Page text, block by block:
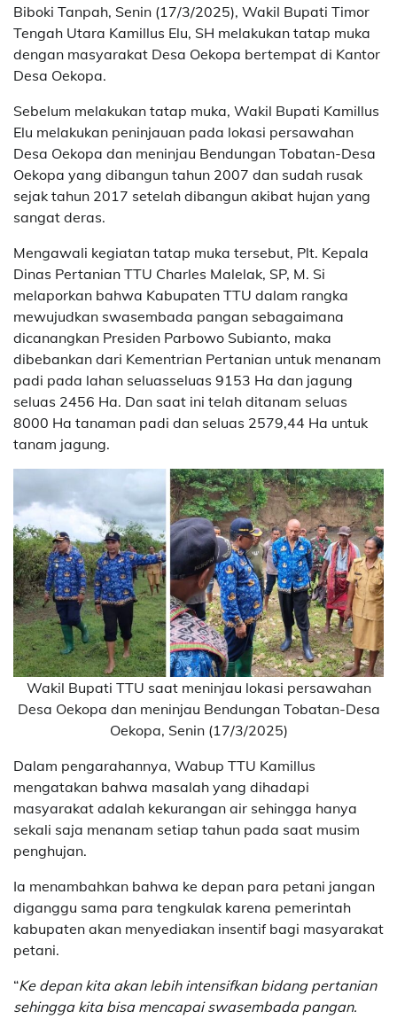
Biboki Tanpah, Senin (17/3/2025), Wakil Bupati Timor
Tengah Utara Kamillus Elu, SH melakukan tatap muka
dengan masyarakat Desa Oekopa bertempat di Kantor
Desa Oekopa.
Sebelum melakukan tatap muka, Wakil Bupati Kamillus
Elu melakukan peninjauan pada lokasi persawahan
Desa Oekopa dan meninjau Bendungan Tobatan-Desa
Oekopa yang dibangun tahun 2007 dan sudah rusak
sejak tahun 2017 setelah dibangun akibat hujan yang
sangat deras.
Mengawali kegiatan tatap muka tersebut, Plt. Kepala
Dinas Pertanian TTU Charles Malelak, SP, M. Si
melaporkan bahwa Kabupaten TTU dalam rangka
mewujudkan swasembada pangan sebagaimana
dicanangkan Presiden Parbowo Subianto, maka
dibebankan dari Kementrian Pertanian untuk menanam
padi pada lahan seluasseluas 9153 Ha dan jagung
seluas 2456 Ha. Dan saat ini telah ditanam seluas
8000 Ha tanaman padi dan seluas 2579,44 Ha untuk
tanam jagung.
Wakil Bupati TTU saat meninjau lokasi persawahan
Desa Oekopa dan meninjau Bendungan Tobatan-Desa
Oekopa, Senin (17/3/2025)
Dalam pengarahannya, Wabup TTU Kamillus
mengatakan bahwa masalah yang dihadapi
masyarakat adalah kekurangan air sehingga hanya
sekali saja menanam setiap tahun pada saat musim
penghujan.
Ia menambahkan bahwa ke depan para petani jangan
diganggu sama para tengkulak karena pemerintah
kabupaten akan menyediakan insentif bagi masyarakat
petani.
“Ke depan kita akan lebih intensifkan bidang pertanian
sehingga kita bisa mencapai swasembada pangan.